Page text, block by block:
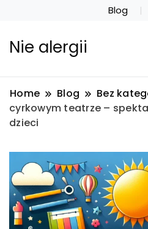
Blog
Nie alergii
Home Blog Bez
cyrkowym teatrze –
dzieci